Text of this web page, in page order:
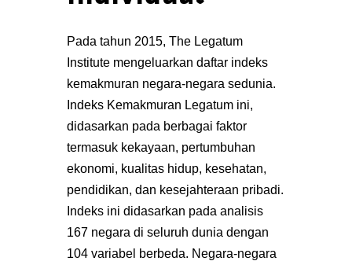
Pada tahun 2015, The Legatum
Institute mengeluarkan daftar indeks
kemakmuran negara-negara sedunia.
Indeks Kemakmuran Legatum ini,
didasarkan pada berbagai faktor
termasuk kekayaan, pertumbuhan
ekonomi, kualitas hidup, kesehatan,
pendidikan, dan kesejahteraan pribadi.
Indeks ini didasarkan pada analisis
167 negara di seluruh dunia dengan
104 variabel berbeda. Negara-negara